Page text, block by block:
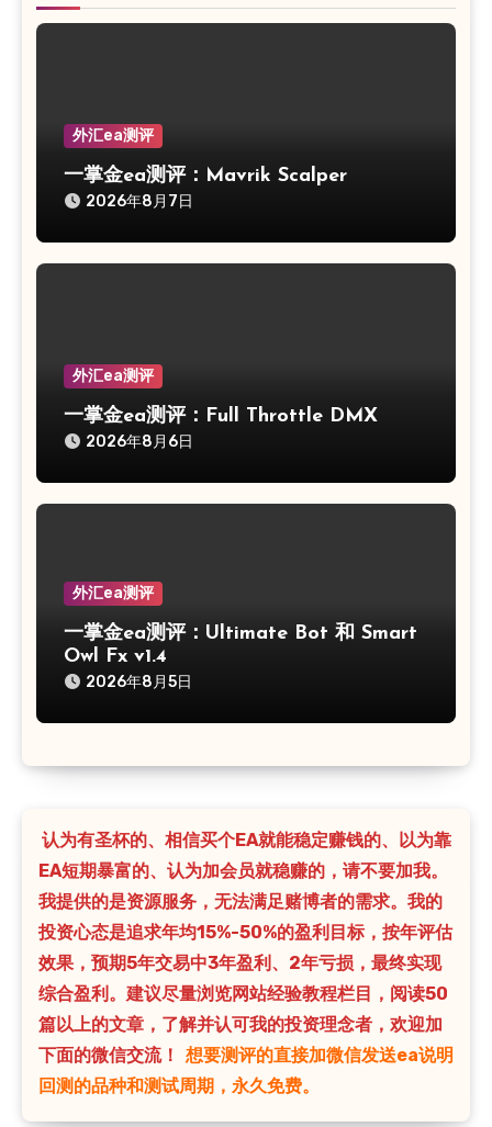
外汇ea测评
一掌金ea测评：Mavrik Scalper
2026年8月7日
外汇ea测评
一掌金ea测评：Full Throttle DMX
2026年8月6日
外汇ea测评
一掌金ea测评：Ultimate Bot 和 Smart
Owl Fx v1.4
2026年8月5日
认为有圣杯的、相信买个EA就能稳定赚钱的、以为靠
EA短期暴富的、认为加会员就稳赚的，请不要加我。
我提供的是资源服务，无法满足赌博者的需求。我的
投资心态是追求年均15%-50%的盈利目标，按年评估
效果，预期5年交易中3年盈利、2年亏损，最终实现
综合盈利。建议尽量浏览网站经验教程栏目，阅读50
篇以上的文章，了解并认可我的投资理念者，欢迎加
下面的微信交流！
想要测评的直接加微信发送ea说明
回测的品种和测试周期，永久免费。